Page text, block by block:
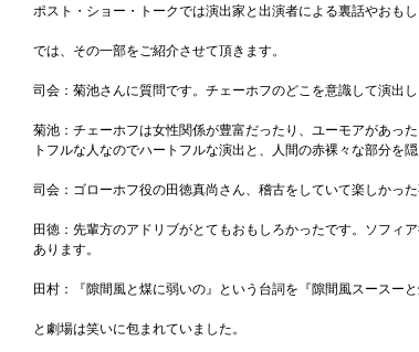
ポスト・ショー・トークでは演出家と出演者による裏話やおも
では、その一部をご紹介させて頂きます。
司会：菊池さんに質問です。チェーホフのどこを意識して演出し
菊池：チェーホフは女性関係が豊富だったり、ユーモアがあっ
トフルな人なのでハートフルな演出と、人間の赤裸々な部分を
司会：ゴローホフ役の田徳真尚さん、稽古をしていて楽しかっ
田徳：先輩方のアドリブがとてもおもしろかったです。ソフィ
あります。
田村：『隙間風と煤に弱いの』という台詞を『隙間風スースー
と劇場は笑いに包まれていました。